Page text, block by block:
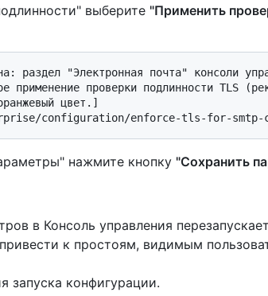
выберите "Применить
применение проверки подлинности TLS
цвет.]
нажмите кнопку "Сохранить
в Консоль управления
к простоям, видимым
запуска конфигурации.